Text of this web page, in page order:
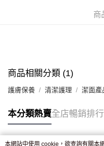
付款後門市自取，訂單確認後
商
商品相關分類 (1)
護膚保養 清潔護理 潔面產
本分類熱賣全店暢銷排行
本網站中使用 cookie，欲查詢有關本